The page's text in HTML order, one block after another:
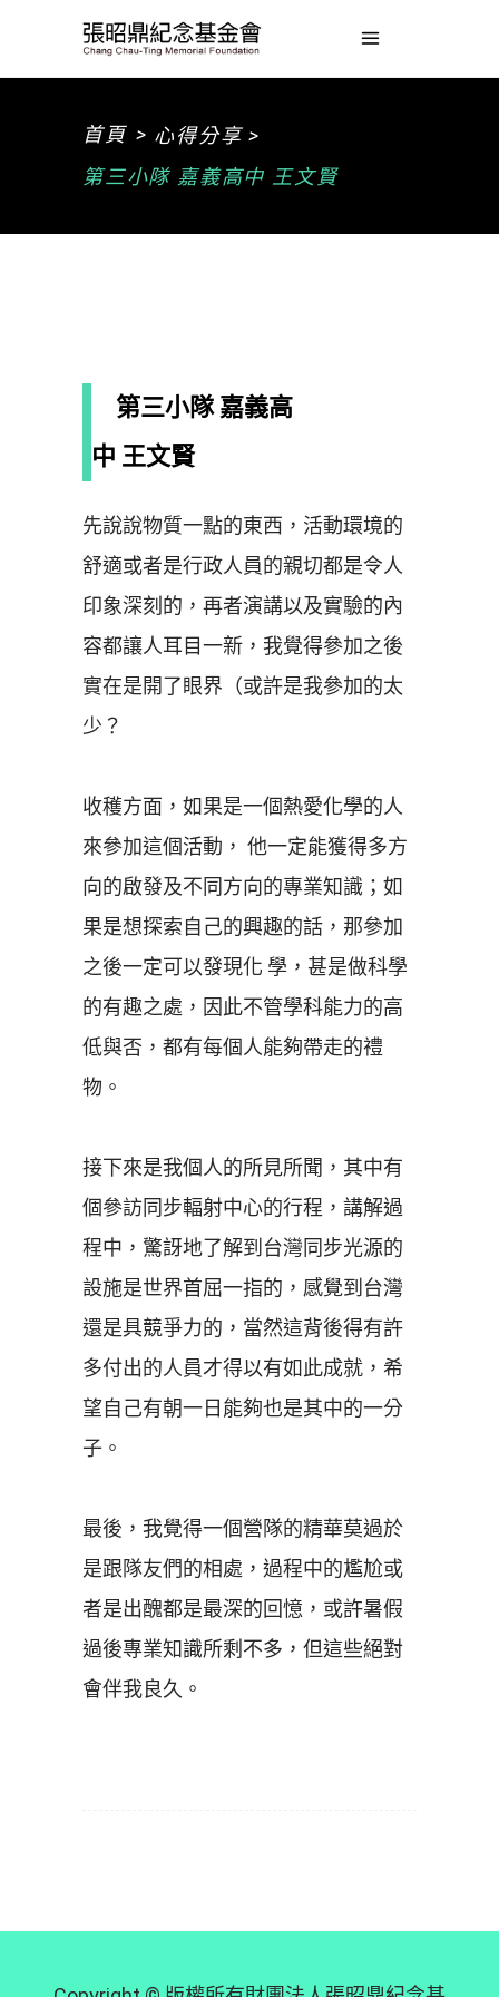
首頁 > 心得分享 >
第三小隊 嘉義高中 王文賢
第三小隊 嘉義高
中 王文賢
先說說物質一點的東西，活動環境的
舒適或者是行政人員的親切都是令人
印象深刻的，再者演講以及實驗的內
容都讓人耳目一新，我覺得參加之後
實在是開了眼界（或許是我參加的太
少？
收穫方面，如果是一個熱愛化學的人
來參加這個活動， 他一定能獲得多方
向的啟發及不同方向的專業知識；如
果是想探索自己的興趣的話，那參加
之後一定可以發現化 學，甚是做科學
的有趣之處，因此不管學科能力的高
低與否，都有每個人能夠帶走的禮
物。
接下來是我個人的所見所聞，其中有
個參訪同步輻射中心的行程，講解過
程中，驚訝地了解到台灣同步光源的
設施是世界首屈一指的，感覺到台灣
還是具競爭力的，當然這背後得有許
多付出的人員才得以有如此成就，希
望自己有朝一日能夠也是其中的一分
子。
最後，我覺得一個營隊的精華莫過於
是跟隊友們的相處，過程中的尷尬或
者是出醜都是最深的回憶，或許暑假
過後專業知識所剩不多，但這些絕對
會伴我良久。